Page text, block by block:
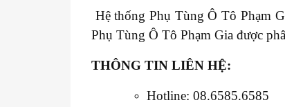
Hệ thống Phụ Tùng Ô Tô Phạm
Phụ Tùng Ô Tô Phạm Gia được
THÔNG TIN LIÊN HỆ:
Hotline: 08.6585.6585